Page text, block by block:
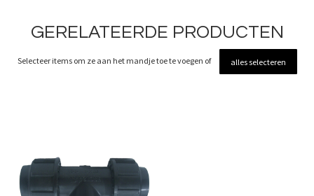
GERELATEERDE PRODUCTEN
Selecteer items om ze aan het mandje toe te voegen of alles selecteren